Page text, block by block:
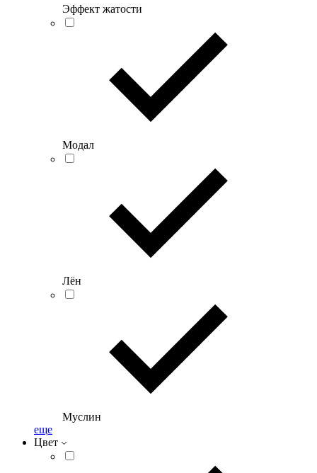
Эффект жатости
Модал
Лён
Муслин
еще
Цвет